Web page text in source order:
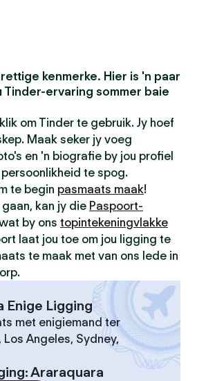
kenmerke. Hier is 'n paar
Tinder-ervaring sommer baie
om Tinder te gebruik. Jy hoef
Maak seker jy voeg
en 'n biografie by jou profiel
te spog.
te begin pasmaats maak!
kan jy die Paspoort-
by ons topintekeningvlakke
laat jou toe om jou ligging te
te maak met van ons lede in
Enige Ligging
met enigiemand ter
Angeles, Sydney,
:Araraquara